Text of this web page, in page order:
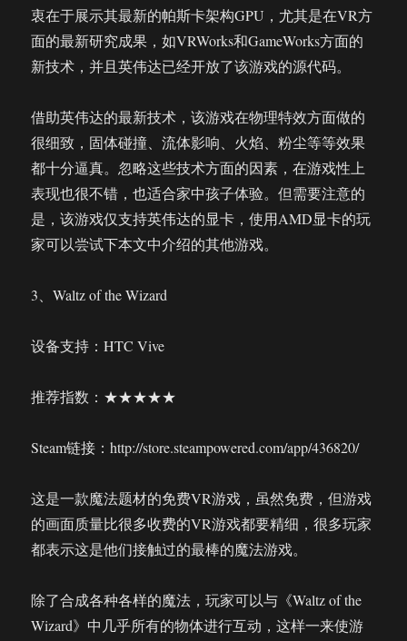
衷在于展示其最新的帕斯卡架构GPU，尤其是在VR方
面的最新研究成果，如VRWorks和GameWorks方面的
新技术，并且英伟达已经开放了该游戏的源代码。
借助英伟达的最新技术，该游戏在物理特效方面做的
很细致，固体碰撞、流体影响、火焰、粉尘等等效果
都十分逼真。忽略这些技术方面的因素，在游戏性上
表现也很不错，也适合家中孩子体验。但需要注意的
是，该游戏仅支持英伟达的显卡，使用AMD显卡的玩
家可以尝试下本文中介绍的其他游戏。
3、Waltz of the Wizard
设备支持：HTC Vive
推荐指数：★★★★★
Steam链接：http://store.steampowered.com/app/436820/
这是一款魔法题材的免费VR游戏，虽然免费，但游戏
的画面质量比很多收费的VR游戏都要精细，很多玩家
都表示这是他们接触过的最棒的魔法游戏。
除了合成各种各样的魔法，玩家可以与《Waltz of the
Wizard》中几乎所有的物体进行互动，这样一来使游